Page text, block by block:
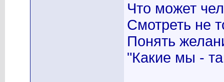
Что может
Смотреть не
Понять
"Какие мы -